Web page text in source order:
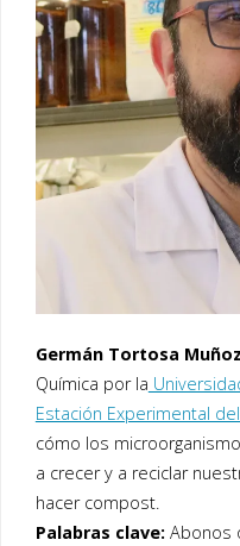
Germán Tortosa
Química por la
Estación Experimental del
cómo los
a crecer y a reciclar
hacer compost.
Palabras clave:Abonos